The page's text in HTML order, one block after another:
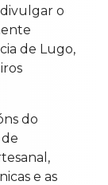
o
de Lugo,
do
e as